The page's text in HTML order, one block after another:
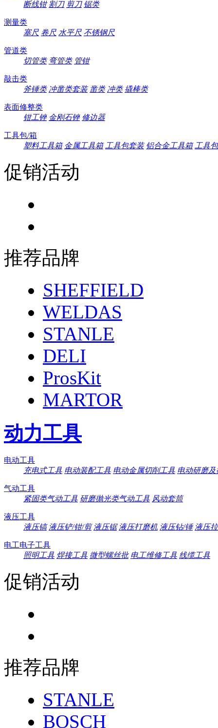
断线钳 割刀 剪刀 锯类
测量类
塞尺 卷尺 水平尺 不锈钢尺
管道类
切管类 弯管类 管钳
敲击类
斧锤类 冲凿类套装 凿类 冲类 撬棒类
表面修整类
钳工锉 金刚石锉 修边器
工具包/箱
塑料工具箱 金属工具箱 工具包套装 铝合金工具箱 工具包
促销活动
推荐品牌
SHEFFIELD
WELDAS
STANLE
DELI
ProsKit
MARTOR
动力工具
电动工具
充电式工具 电动装配工具 电动金属切削工具 电动研磨
气动工具
紧固类气动工具 研磨抛光类气动工具 风动套筒
液压工具
液压镐 液压铲/钳/剪 液压锯 液压打磨机 液压钻/锤 液压
电工电子工具
照明工具 焊接工具 微型螺丝批 电工维修工具 线缆工具
促销活动
推荐品牌
STANLE
BOSCH